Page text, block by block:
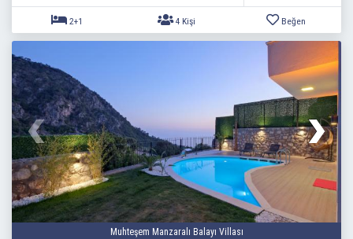
Muhteşem Manzaralı Balayı Villası